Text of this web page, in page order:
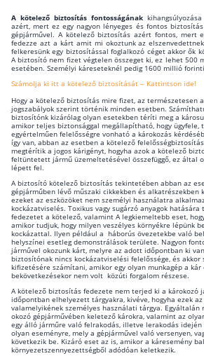
Kapcsolat
Bejelentkezés
Gépjárműs hírek
A kötelező biztosítás fontosságának
azért, mert ez egy nagyon lényeges és fontos
gépjárművel. A kötelező biztosítás azért fontos, mert
fedezze azt a kárt amit mi okoztunk az
felkeresünk egy biztosítással foglalkozó céget akkor ők
A biztosító nem fizet végtelen összeget ki, ez lehet 500
esetében. Személyi káreseteknél pedig 1600 millió
Számolja ki itt a kötelező biztosítását – Kattintson ide!
Hogy a kötelező biztosítás mire fizet, az természetesen
jogszabályok szerint történik minden esetben.
biztosítónk kizárólag olyan esetekben téríti meg a
amikor teljes biztonsággal megállapítható, hogy ügyfele,
egyértelműen felelősségre vonható a károkozás
így van, abban az esetben a kötelező
megtérítik a jogos kárigényt, hogyha azok a kötelező
feltüntetett jármű üzemeltetésével összefüggő, ez által
lépett fel.
A biztosító kötelező biztosítás tekintetében abban az
gépjárműben lévő műszaki cikkekben és alkatrészekben
ezeket az eszközöket nem személyi használatra
kockázatviselés. Toxikus vagy sugárzó anyagok
fedezetet a kötelező, valamint A legkiemeltebb eset,
amikor tudjuk, hogy milyen veszélyes környékre lépünk
kockázattal. Ilyen például a háborús övezetekbe való
helyszínei esetleg demonstrálások területe. Nagyon
járművel okozunk kárt, melyre az adott időpontban ki
biztosítónak nincs kockázatviselési felelőssége, és
kifizetésére számítani, amikor egy olyan munkagép a kár
bekövetkezésekor nem volt közúti forgalom részese.
A kötelező biztosítás fedezete nem terjed ki a károkozó
időpontban elhelyezett tárgyakra, kivéve, hogyha ezek
valamelyikének személyes használati tárgya.
okozó gépjárművében keletező károkra, valamint az
egy álló járműre való felrakodás, illetve lerakodás
olyan eseményre, mely a gépjárművel való versenyen,
következik be. Kizáró eset az is, amikor a káresemény
környezetszennyezettségből adódóan keletkezik.